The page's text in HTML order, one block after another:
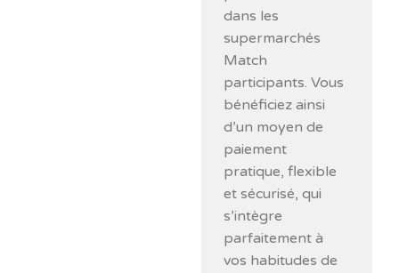
dans les
supermarchés
Match
participants. Vous
bénéficiez ainsi
d’un moyen de
paiement
pratique, flexible
et sécurisé, qui
s’intègre
parfaitement à
vos habitudes de